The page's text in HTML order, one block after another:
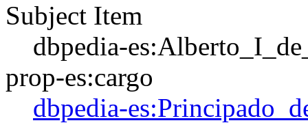
Subject Item
dbpedia-
prop-es:cargo
dbpedia-